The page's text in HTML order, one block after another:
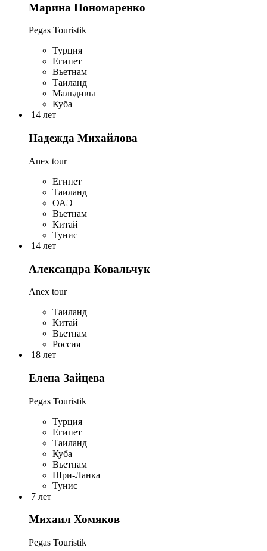
Марина Пономаренко
Pegas Touristik
Турция
Египет
Вьетнам
Таиланд
Мальдивы
Куба
14 лет
Надежда Михайлова
Anex tour
Египет
Таиланд
ОАЭ
Вьетнам
Китай
Тунис
14 лет
Александра Ковальчук
Anex tour
Таиланд
Китай
Вьетнам
Россия
18 лет
Елена Зайцева
Pegas Touristik
Турция
Египет
Таиланд
Куба
Вьетнам
Шри-Ланка
Тунис
7 лет
Михаил Хомяков
Pegas Touristik